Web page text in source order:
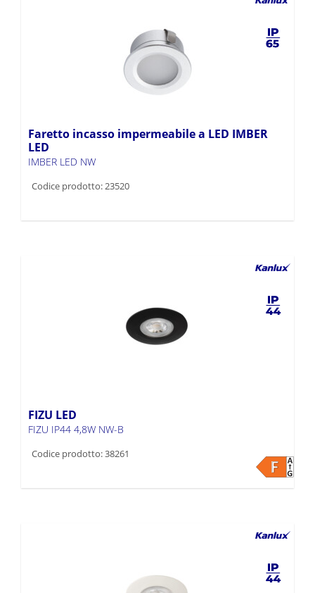
Faretto incasso impermeabile a LED IMBER
LED
IMBER LED NW
Codice prodotto: 23520
FIZU LED
FIZU IP44 4,8W NW-B
Codice prodotto: 38261